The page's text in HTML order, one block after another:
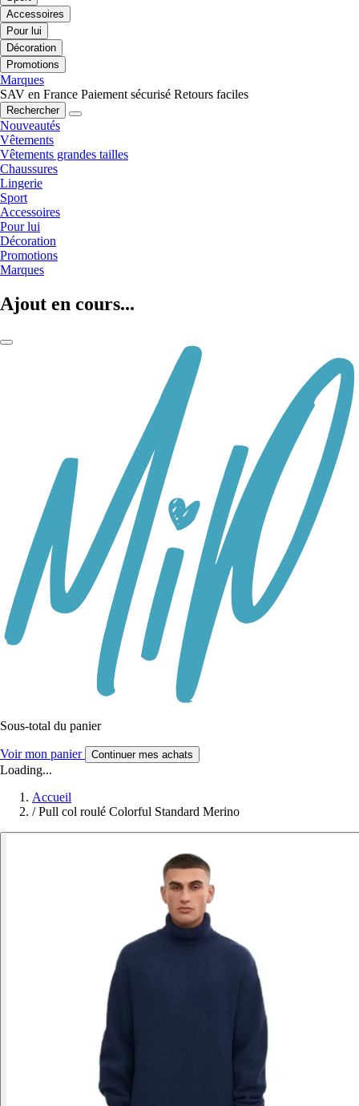
Accessoires
Pour lui
Décoration
Promotions
Marques
SAV en France Paiement sécurisé Retours faciles
Rechercher
Nouveautés
Vêtements
Vêtements grandes tailles
Chaussures
Lingerie
Sport
Accessoires
Pour lui
Décoration
Promotions
Marques
Ajout en cours...
Sous-total du panier
Voir mon panier Continuer mes achats
Loading...
Accueil
/ Pull col roulé Colorful Standard Merino